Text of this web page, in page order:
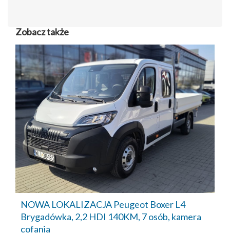
Zobacz także
NOWA LOKALIZACJA Peugeot Boxer L4
Brygadówka, 2,2 HDI 140KM, 7 osób, kamera
cofania